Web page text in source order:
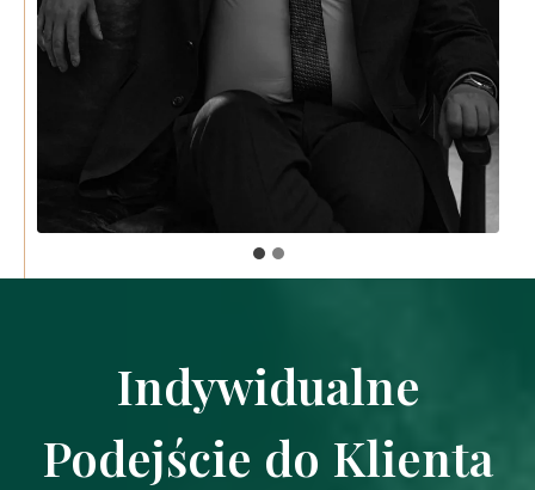
Indywidualne
Podejście do Klienta